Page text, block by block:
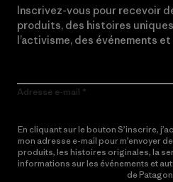
Inscrivez-vous pour recevoir
produits, des histoires
l’activisme, des événements
Adresse e-mail
En cliquant sur le bouton S’inscrire,
mon adresse e-mail pour m’envoyer
produits, les histoires originales, la
informations sur les événements et
de